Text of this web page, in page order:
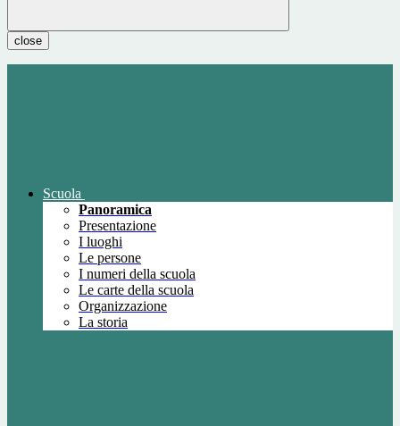
close
Scuola
Panoramica
Presentazione
I luoghi
Le persone
I numeri della scuola
Le carte della scuola
Organizzazione
La storia